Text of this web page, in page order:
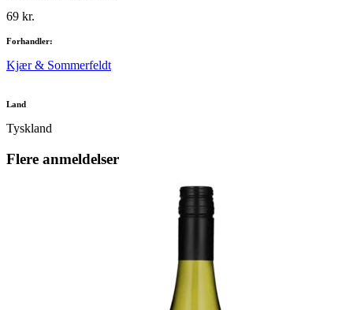
69 kr.
Forhandler:
Kjær & Sommerfeldt
Land
Tyskland
Flere anmeldelser